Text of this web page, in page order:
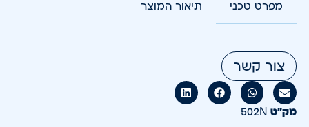
מפרט טכני תיאור המוצר
צור קשר
מק״ט 502N